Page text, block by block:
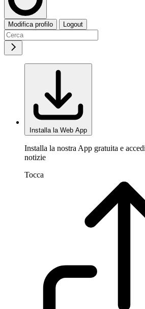
Modifica profilo Logout
Installa la Web App
Installa la nostra App gratuita e
notizie
Tocca